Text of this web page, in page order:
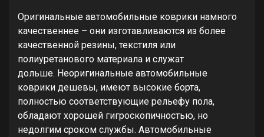
Оригинальные автомобильные коврики намного
качественнее – они изготавливаются из более
качественной резины, текстиля или
полиуретанового материала и служат
дольше. Неоригинальные автомобильные
коврики дешевы, имеют высокие борта,
полностью соответствующие рельефу пола,
обладают хорошей гигроскопичностью, но
недолгим сроком службы. Автомобильные